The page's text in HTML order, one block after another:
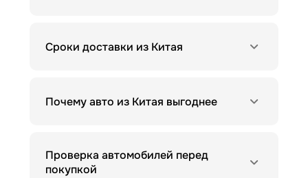
Сроки доставки из Китая
Почему авто из Китая выгоднее
Проверка автомобилей перед
покупкой